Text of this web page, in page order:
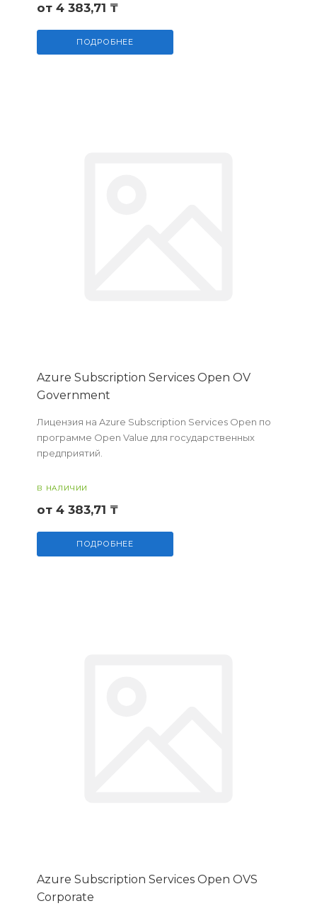
от 4 383,71 ₸
ПОДРОБНЕЕ
Azure Subscription Services Open OV
Government
Лицензия на Azure Subscription Services Open по
программе Open Value для государственных
предприятий.
В НАЛИЧИИ
от 4 383,71 ₸
ПОДРОБНЕЕ
Azure Subscription Services Open OVS
Corporate